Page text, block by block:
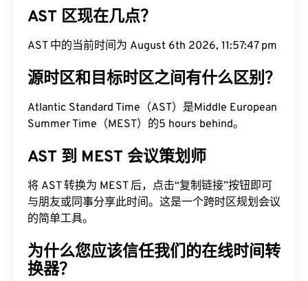
AST 区现在几点？
AST 中的当前时间为 August 6th 2026, 11:57:48 pm
源时区和目标时区之间有什么区别？
Atlantic Standard Time（AST）是Middle European
Summer Time（MEST）的5 hours behind。
AST 到 MEST 会议策划师
将 AST 转换为 MEST 后，点击“复制链接”按钮即可
与朋友或同事分享此时间。这是一个跨时区规划会议
的简单工具。
为什么您应该信任我们的在线时间转
换器？